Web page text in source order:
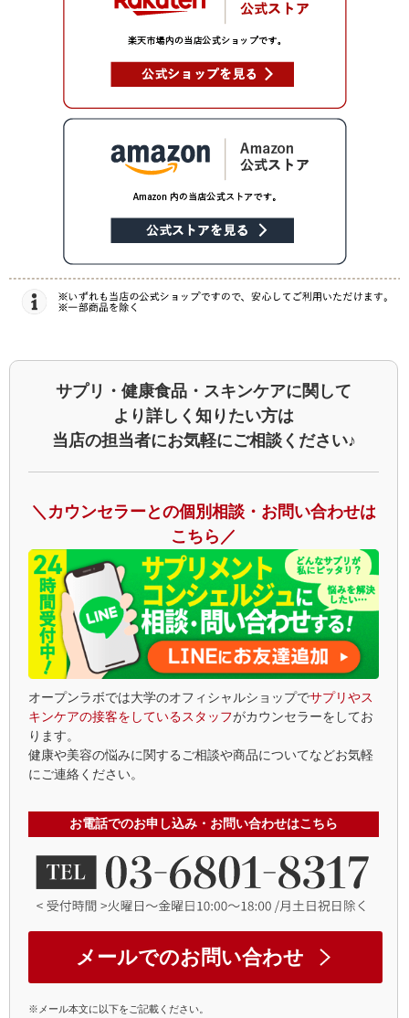
サプリ・健康食品・スキンケアに関して
より詳しく知りたい方は
当店の担当者にお気軽にご相談ください♪
＼カウンセラーとの個別相談・お問い合わせは
こちら／
オープンラボでは大学のオフィシャルショップでサプリやス
キンケアの接客をしているスタッフがカウンセラーをしてお
ります。
健康や美容の悩みに関するご相談や商品についてなどお気軽
にご連絡ください。
お電話でのお申し込み・お問い合わせはこちら
メールでのお問い合わせ
※メール本文に以下をご記載ください。